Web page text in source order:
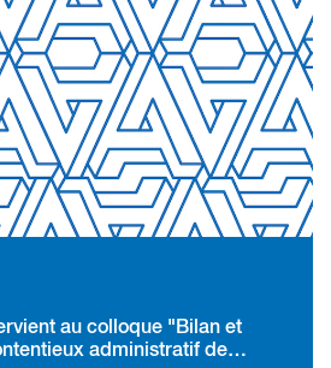
au colloque "Bilan et
administratif de